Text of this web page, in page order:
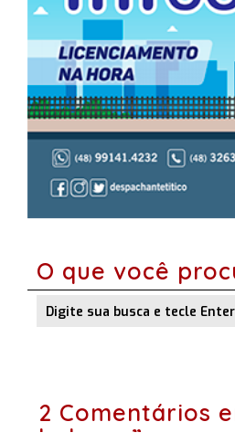
O que você
2 Comentários
balança”